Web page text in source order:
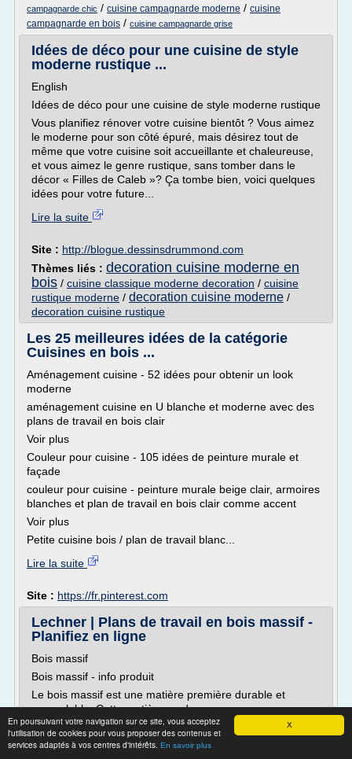
X
En poursuivant votre navigation sur ce site, vous acceptez
l'utilisation de cookies pour vous proposer des contenus et
services adaptés à vos centres d'intérêts. En savoir plus
campagnarde chic / cuisine campagnarde moderne / cuisine
campagnarde en bois / cuisine campagnarde grise
Idées de déco pour une cuisine de style
moderne rustique ...
English
Idées de déco pour une cuisine de style moderne rustique
Vous planifiez rénover votre cuisine bientôt ? Vous aimez
le moderne pour son côté épuré, mais désirez tout de
même que votre cuisine soit accueillante et chaleureuse,
et vous aimez le genre rustique, sans tomber dans le
décor « Filles de Caleb »? Ça tombe bien, voici quelques
idées pour votre future...
Lire la suite
Site : http://blogue.dessinsdrummond.com
Thèmes liés : decoration cuisine moderne en
bois / cuisine classique moderne decoration / cuisine
rustique moderne / decoration cuisine moderne /
decoration cuisine rustique
Les 25 meilleures idées de la catégorie
Cuisines en bois ...
Aménagement cuisine - 52 idées pour obtenir un look
moderne
aménagement cuisine en U blanche et moderne avec des
plans de travail en bois clair
Voir plus
Couleur pour cuisine - 105 idées de peinture murale et
façade
couleur pour cuisine - peinture murale beige clair, armoires
blanches et plan de travail en bois clair comme accent
Voir plus
Petite cuisine bois / plan de travail blanc...
Lire la suite
Site : https://fr.pinterest.com
Lechner | Plans de travail en bois massif -
Planifiez en ligne
Bois massif
Bois massif - info produit
Le bois massif est une matière première durable et
renouvlable. Cette matière moderne avec un
rayonnement naturel a un effet antistatique, diffuse une
atmosphère agréable et contribue ainsi au bien-être des
habitants. Sa surface unique est chaude et soyeuse au